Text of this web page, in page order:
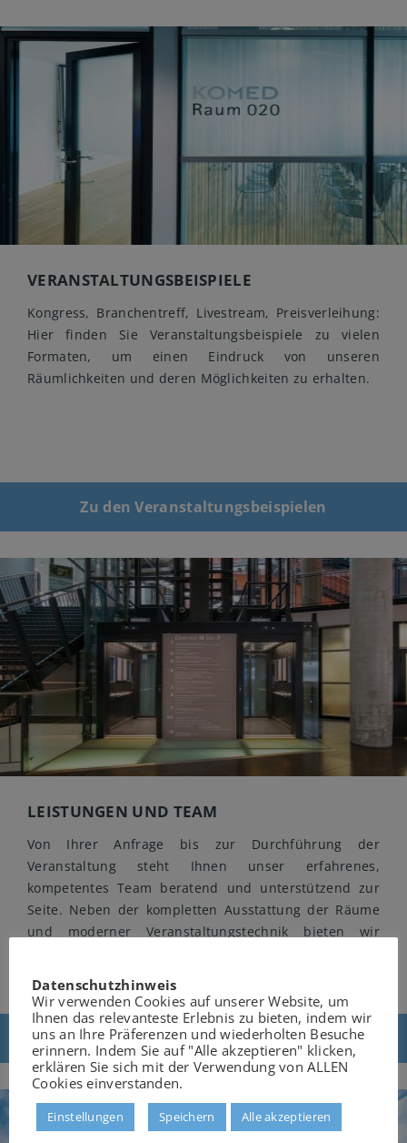
VERANSTALTUNGSBEISPIELE
Kongress, Branchentreff, Livestream, Preisverleihung:
Hier finden Sie Veranstaltungsbeispiele zu vielen
Formaten, um einen Eindruck von unseren
Räumlichkeiten und deren Möglichkeiten zu erhalten.
Zu den Veranstaltungsbeispielen
LEISTUNGEN UND TEAM
Von Ihrer Anfrage bis zur Durchführung der
Veranstaltung steht Ihnen unser erfahrenes,
kompetentes Team beratend und unterstützend zur
Seite. Neben der kompletten Ausstattung der Räume
und moderner Veranstaltungstechnik bieten wir
Leistungen und Team
Datenschutzhinweis
Wir verwenden Cookies auf unserer Website, um
Ihnen das relevanteste Erlebnis zu bieten, indem wir
uns an Ihre Präferenzen und wiederholten Besuche
erinnern. Indem Sie auf "Alle akzeptieren" klicken,
erklären Sie sich mit der Verwendung von ALLEN
Cookies einverstanden.
Einstellungen Speichern Alle akzeptieren